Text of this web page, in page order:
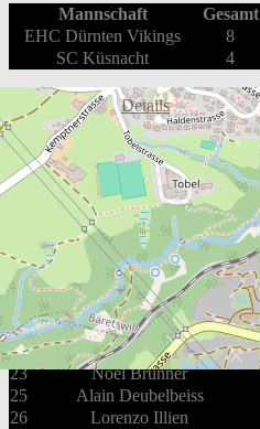
Mannschaft Gesamt
EHC Dürnten Vikings
8
SC Küsnacht
4
Box Score Details
EHC Dürnten Vikings
Spieler
Lukas Fankhauser
7
Fabian Tschanz
13
Marcel Zaugg
14
Yves Rüegg
19
Lukas Schmid
21
Cyril Wrann
23
Noël Brunner
25
Alain Deubelbeiss
26
Lorenzo Illien